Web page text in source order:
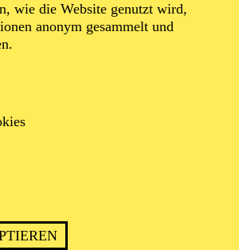
wie die Website genutzt wird,
anonym gesammelt und
Sopran
Subin Park stammt aus Daegu
ihren Bachelor an der
bei Prof. Christiane Hossfeld
für Musik Carl Maria von Weber in
Ausbildung seitdem im